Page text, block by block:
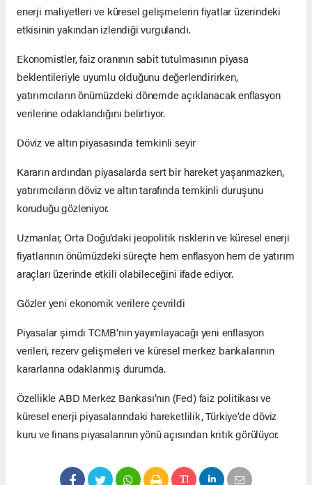
enerji maliyetleri ve küresel gelişmelerin fiyatlar üzerindeki
etkisinin yakından izlendiği vurgulandı.
Ekonomistler, faiz oranının sabit tutulmasının piyasa
beklentileriyle uyumlu olduğunu değerlendirirken,
yatırımcıların önümüzdeki dönemde açıklanacak enflasyon
verilerine odaklandığını belirtiyor.
Döviz ve altın piyasasında temkinli seyir
Kararın ardından piyasalarda sert bir hareket yaşanmazken,
yatırımcıların döviz ve altın tarafında temkinli duruşunu
koruduğu gözleniyor.
Uzmanlar, Orta Doğu’daki jeopolitik risklerin ve küresel enerji
fiyatlarının önümüzdeki süreçte hem enflasyon hem de yatırım
araçları üzerinde etkili olabileceğini ifade ediyor.
Gözler yeni ekonomik verilere çevrildi
Piyasalar şimdi TCMB’nin yayımlayacağı yeni enflasyon
verileri, rezerv gelişmeleri ve küresel merkez bankalarının
kararlarına odaklanmış durumda.
Özellikle ABD Merkez Bankası’nın (Fed) faiz politikası ve
küresel enerji piyasalarındaki hareketlilik, Türkiye’de döviz
kuru ve finans piyasalarının yönü açısından kritik görülüyor.